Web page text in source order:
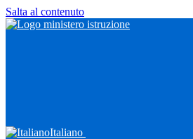
Salta al contenuto
Italiano